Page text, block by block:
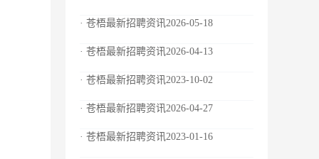
· 苍梧最新招聘资讯2026-05-18
· 苍梧最新招聘资讯2026-04-13
· 苍梧最新招聘资讯2023-10-02
· 苍梧最新招聘资讯2026-04-27
· 苍梧最新招聘资讯2023-01-16